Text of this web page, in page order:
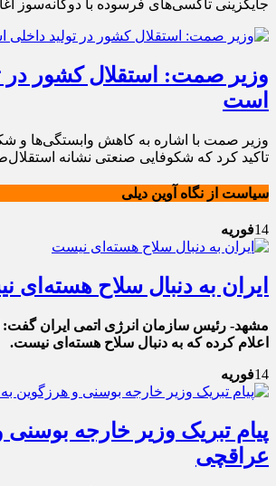
جایگزینی تاکسی‌های فرسوده با دوگانه‌سوز
وزیر صمت: استقلال کشور در
است
وزیر صمت با اشاره به کاهش وابستگی‌ها و
تاکید کرد که شکوفایی صنعتی نشانه
سیاست از نگاه آوین دیلی
14فوریه
ایران به دنبال سلاح هسته‌ای
مشهد- رئیس سازمان انرژی اتمی ایران گفت:
اعلام کرده که به دنبال سلاح هسته‌ای نیست.
14فوریه
پیام تبریک وزیر خارجه بوسنی
عراقچی